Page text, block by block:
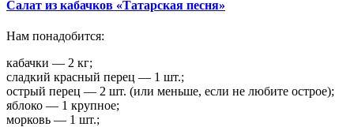
Салат из кабачков «Татарская песня»
Нам понадобится:
кабачки — 2 кг;
сладкий красный перец — 1 шт.;
острый перец — 2 шт. (или меньше, если не любите острое);
яблоко — 1 крупное;
морковь — 1 шт.;